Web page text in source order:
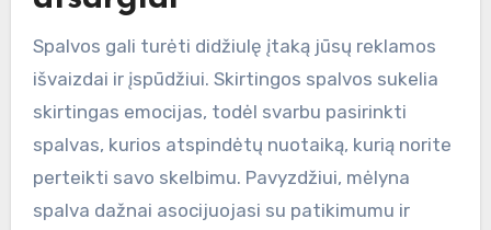
Spalvos gali turėti didžiulę įtaką jūsų reklamos
išvaizdai ir įspūdžiui. Skirtingos spalvos sukelia
skirtingas emocijas, todėl svarbu pasirinkti
spalvas, kurios atspindėtų nuotaiką, kurią norite
perteikti savo skelbimu. Pavyzdžiui, mėlyna
spalva dažnai asocijuojasi su patikimumu ir